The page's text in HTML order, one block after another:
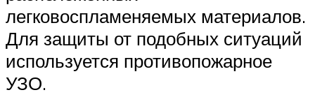
легковоспламеняемых материалов.
Для защиты от подобных ситуаций
используется противопожарное
УЗО.